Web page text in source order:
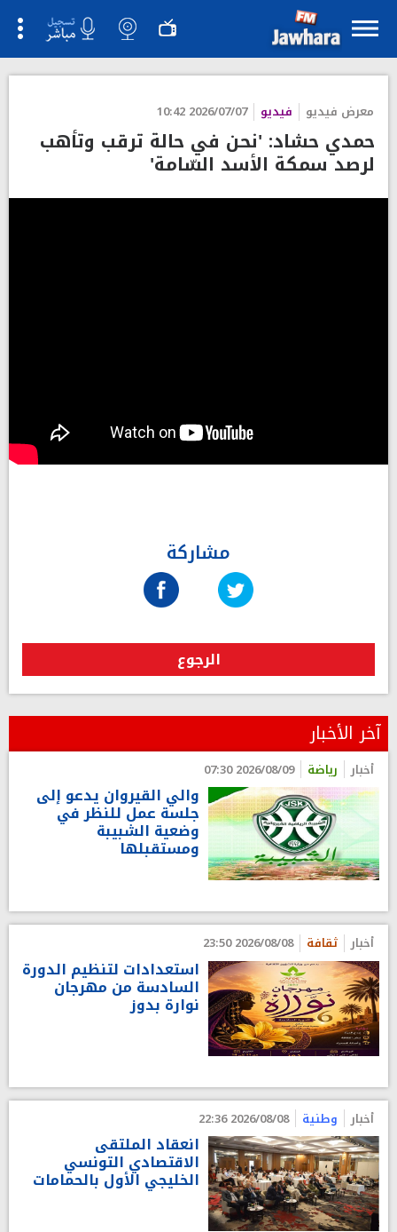
معرض فيديو فيديو 2026/07/07 10:42
حمدي حشاد: 'نحن في حالة ترقب وتأهب
لرصد سمكة الأسد السّامة'
مشاركة
الرجوع
آخر الأخبار
أخبار رياضة 2026/08/09 07:30
والي القيروان يدعو إلى
جلسة عمل للنظر في
وضعية الشبيبة
ومستقبلها
أخبار ثقافة 2026/08/08 23:50
استعدادات لتنظيم الدورة
السادسة من مهرجان
نوارة بدوز
أخبار وطنية 2026/08/08 22:36
انعقاد الملتقى
الاقتصادي التونسي
الخليجي الأول بالحمامات